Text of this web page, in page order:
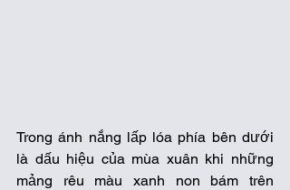
Trong ánh nắng lấp lóa phía bên dưới
là dấu hiệu của mùa xuân khi những
mảng rêu màu xanh non bám trên